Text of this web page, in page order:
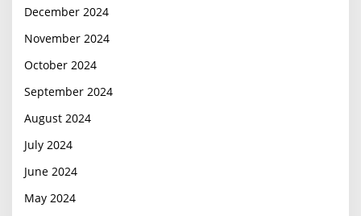
December 2024
November 2024
October 2024
September 2024
August 2024
July 2024
June 2024
May 2024